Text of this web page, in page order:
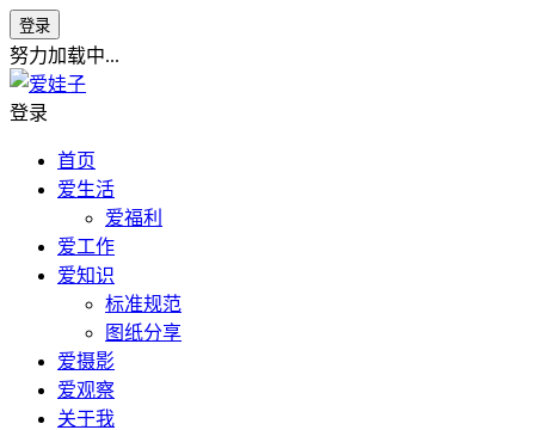
登录
努力加载中...
登录
首页
爱生活
爱福利
爱工作
爱知识
标准规范
图纸分享
爱摄影
爱观察
关于我